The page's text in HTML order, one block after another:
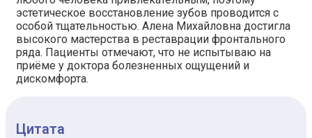
эстетическое восстановление зубов проводится с
особой тщательностью. Алена Михайловна достигла
высокого мастерства в реставрации фронтального
ряда. Пациенты отмечают, что не испытываю на
приёме у доктора болезненных ощущений и
дискомфорта.
Цитата